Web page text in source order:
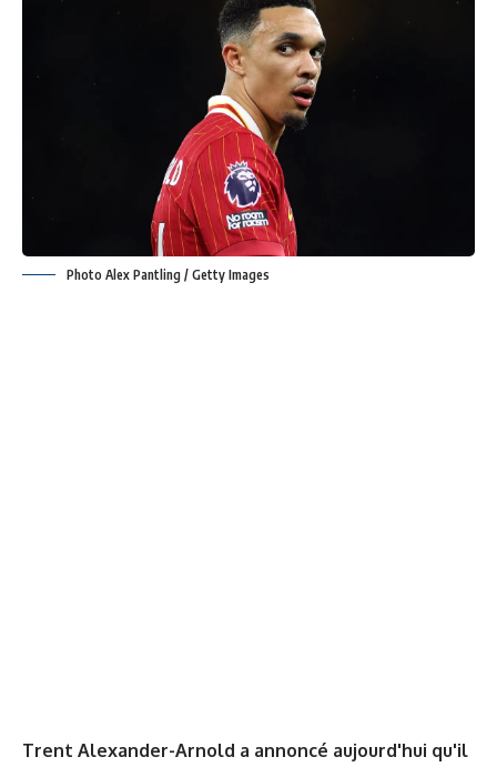
Photo Alex Pantling / Getty Images
Trent Alexander-Arnold a annoncé aujourd'hui qu'il